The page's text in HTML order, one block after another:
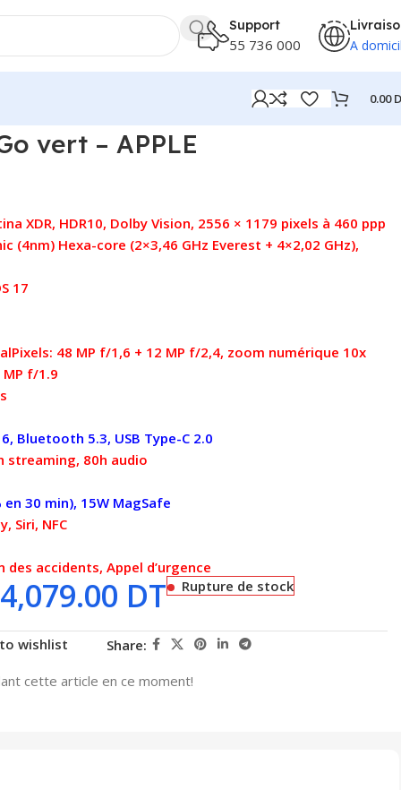
Support
55 736 000 A
0.00
vert – APPLE
XDR, HDR10, Dolby Vision, 2556 × 1179 pixels à 460 ppp
(4nm) Hexa-core (2×3,46 GHz Everest + 4×2,02 GHz),
17
48 MP f/1,6 + 12 MP f/2,4, zoom numérique 10x
MP f/1.9
6, Bluetooth 5.3, USB Type-C 2.0
streaming, 80h audio
en 30 min), 15W MagSafe
Siri, NFC
accidents, Appel d’urgence
4,079.00 DT Rupture de stock
wishlist Share:
cette article en ce moment!